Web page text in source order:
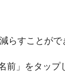
らすことがで
前」をタップ